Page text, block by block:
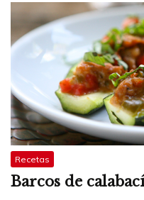
Recetas
Barcos de